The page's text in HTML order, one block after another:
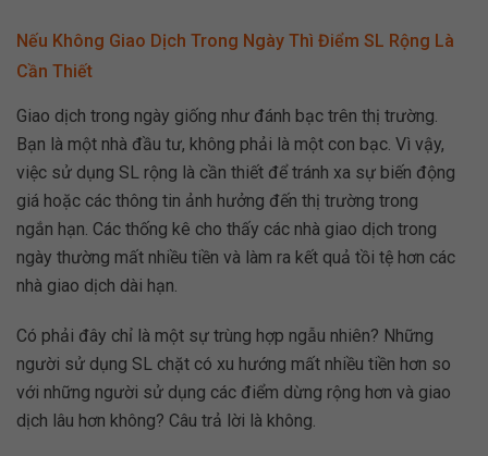
Nếu Không Giao Dịch Trong Ngày Thì Điểm SL Rộng Là
Cần Thiết
Giao dịch trong ngày giống như đánh bạc trên thị trường.
Bạn là một nhà đầu tư, không phải là một con bạc. Vì vậy,
việc sử dụng SL rộng là cần thiết để tránh xa sự biến động
giá hoặc các thông tin ảnh hưởng đến thị trường trong
ngắn hạn. Các thống kê cho thấy các nhà giao dịch trong
ngày thường mất nhiều tiền và làm ra kết quả tồi tệ hơn các
nhà giao dịch dài hạn.
Có phải đây chỉ là một sự trùng hợp ngẫu nhiên? Những
người sử dụng SL chặt có xu hướng mất nhiều tiền hơn so
với những người sử dụng các điểm dừng rộng hơn và giao
dịch lâu hơn không? Câu trả lời là không.